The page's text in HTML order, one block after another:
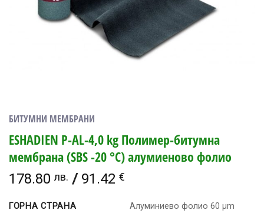
БИТУМНИ МЕМБРАНИ
ESHADIEN P-AL-4,0 kg Полимер-битумна
мембрана (SBS -20 °C) алумиеново фолио
178.80лв. / 91.42 €
ГОРНА СТРАНА Алуминиево фолио 60 μm